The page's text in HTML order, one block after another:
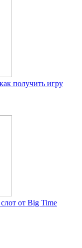
получить игру
от Big Time